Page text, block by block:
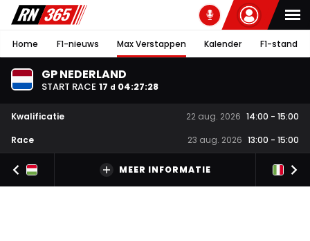
Home F1-nieuws Max Verstappen Kalender F1-stand
GP NEDERLAND
START RACE 17 d 04:27:28
Kwalificatie 22 aug. 2026 14:00 - 15:00
Race
23 aug. 2026 13:00 - 15:00
MEER INFORMATIE